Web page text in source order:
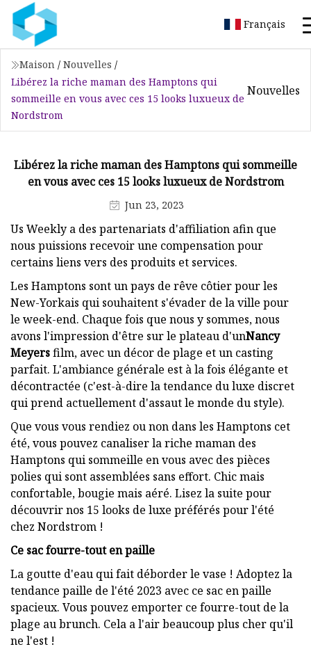
Français
Maison / Nouvelles /
Libérez la riche maman des Hamptons qui
sommeille en vous avec ces 15 looks luxueux de
Nordstrom
Nouvelles
Libérez la riche maman des Hamptons qui sommeille
en vous avec ces 15 looks luxueux de Nordstrom
Jun 23, 2023
Us Weekly a des partenariats d'affiliation afin que
nous puissions recevoir une compensation pour
certains liens vers des produits et services.
Les Hamptons sont un pays de rêve côtier pour les
New-Yorkais qui souhaitent s'évader de la ville pour
le week-end. Chaque fois que nous y sommes, nous
avons l'impression d'être sur le plateau d'unNancy
Meyersfilm, avec un décor de plage et un casting
parfait. L'ambiance générale est à la fois élégante et
décontractée (c'est-à-dire la tendance du luxe discret
qui prend actuellement d'assaut le monde du style).
Que vous vous rendiez ou non dans les Hamptons cet
été, vous pouvez canaliser la riche maman des
Hamptons qui sommeille en vous avec des pièces
polies qui sont assemblées sans effort. Chic mais
confortable, bougie mais aéré. Lisez la suite pour
découvrir nos 15 looks de luxe préférés pour l'été
chez Nordstrom !
Ce sac fourre-tout en paille
La goutte d'eau qui fait déborder le vase ! Adoptez la
tendance paille de l'été 2023 avec ce sac en paille
spacieux. Vous pouvez emporter ce fourre-tout de la
plage au brunch. Cela a l'air beaucoup plus cher qu'il
ne l'est !